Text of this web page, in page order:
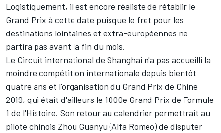
Logistiquement, il est encore réaliste de rétablir le
Grand Prix à cette date puisque le fret pour les
destinations lointaines et extra-européennes ne
partira pas avant la fin du mois.
Le Circuit international de Shanghai n'a pas accueilli la
moindre compétition internationale depuis bientôt
quatre ans et l'organisation du Grand Prix de Chine
2019, qui était d'ailleurs le 1000e Grand Prix de Formule
1 de l'Histoire. Son retour au calendrier permettrait au
pilote chinois Zhou Guanyu (Alfa Romeo) de disputer